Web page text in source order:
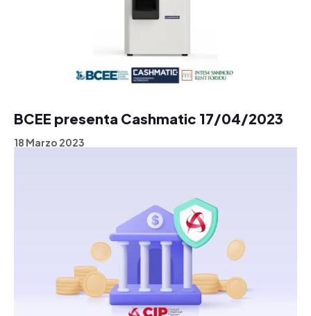
BCEE presenta Cashmatic 17/04/2023
18 Marzo 2023